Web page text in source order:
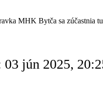
MHK Bytča sa zúčastnia
03 jún 2025,